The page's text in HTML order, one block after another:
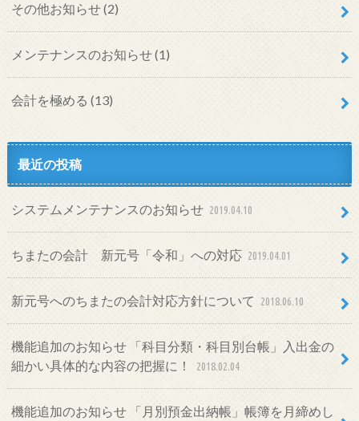
その他お知らせ(2)
メンテナンスのお知らせ(1)
会計を極める (13)
最近の投稿
システムメンテナンスのお知らせ 2019.04.10
ちまたの会計 新元号「令和」への対応 2019.04.01
新元号へのちまたの会計対応方針について 2018.06.10
機能追加のお知らせ 「科目分類・科目別台帳」入出金の
細かい具体的な内容の把握に！
2018.02.04
機能追加のお知らせ 「月別預金出納帳」帳簿を月締めし